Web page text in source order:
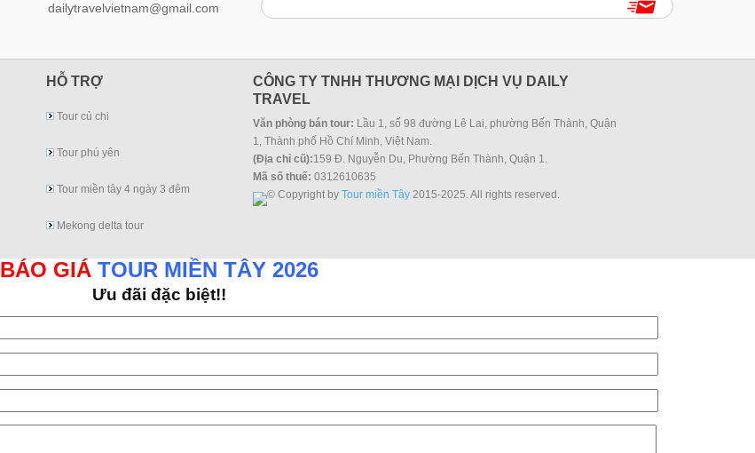
dailytravelvietnam@gmail.com
HỖ TRỢ
Tour củ chi
Tour phú yên
Tour miền tây 4 ngày 3 đêm
Mekong delta tour
CÔNG TY TNHH THƯƠNG MẠI DỊCH VỤ DAILY
TRAVEL
Văn phòng bán tour: Lầu 1, số 98 đường Lê Lai, phường Bến Thành, Quận
1, Thành phố Hồ Chí Minh, Việt Nam.
(Địa chỉ cũ):159 Đ. Nguyễn Du, Phường Bến Thành, Quận 1.
Mã số thuế: 0312610635
© Copyright by Tour miền Tây2015-2025. All rights reserved.
BÁO GIÁ TOUR MIỀN TÂY 2026
Ưu đãi đặc biệt!!